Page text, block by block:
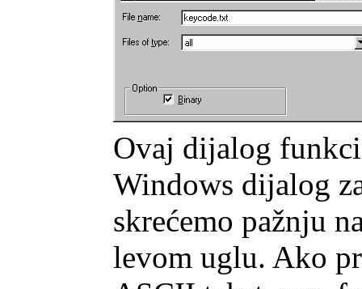
Ovaj dijalog
Windows dijalog
skrećemo pažnju
levom uglu. Ako